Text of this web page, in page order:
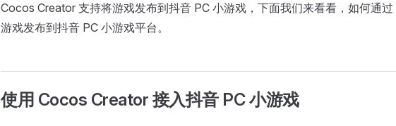
Cocos Creator 支持将游戏发布到抖音 PC 小游戏，下面我们来看看，如何通
游戏发布到抖音 PC 小游戏平台。
使用 Cocos Creator 接入抖音 PC 小游戏